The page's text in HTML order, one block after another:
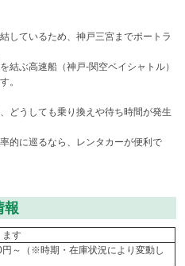
しているため、神戸三宮までポートラ
結ぶ高速船（神戸-関空ベイシャトル）
。
どうしても乗り換えや待ち時間が発生
的に巡るなら、レンタカーが便利で
報
ます
～（※時期・在庫状況により変動し